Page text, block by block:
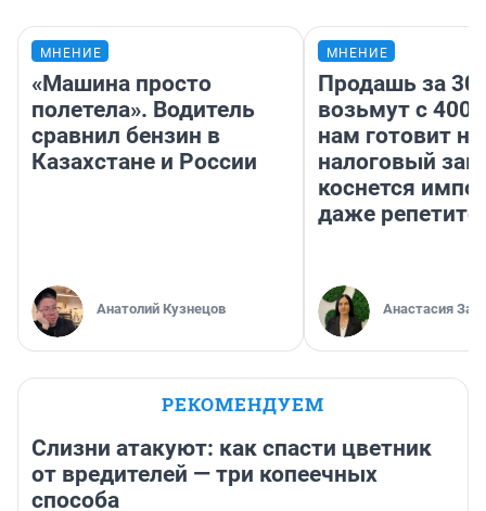
МНЕНИЕ
«Машина просто
полетела». Водитель
сравнил бензин в
Казахстане и России
Анатолий Кузнецов
МНЕНИЕ
Продашь за
возьмут с
нам готовит
налоговый
коснется
даже
Анастасия
РЕКОМЕНДУЕМ
Слизни атакуют: как спасти цветник
от вредителей — три копеечных
способа